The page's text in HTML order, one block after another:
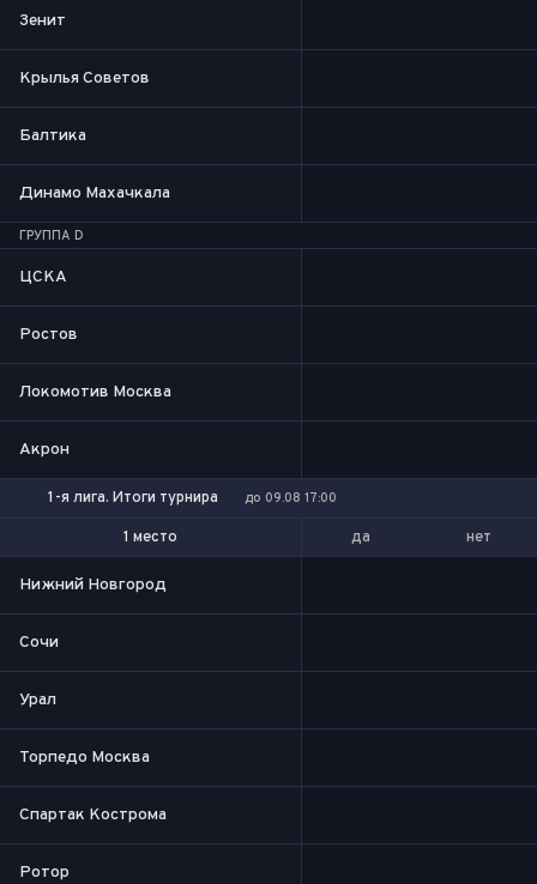
Зенит
Крылья Советов
Балтика
Динамо Махачкала
ГРУППА D
ЦСКА
Ростов
Локомотив Москва
Акрон
1-я лига. Итоги турнира до 09.08 17:00
1 место 1-2 место
да нет
Нижний Новгород
Сочи
Урал
Торпедо Москва
Спартак Кострома
Ротор